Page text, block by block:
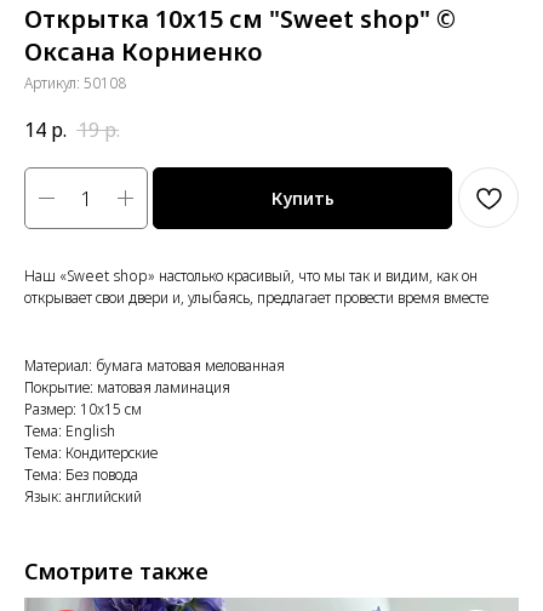
Открытка 10х15 см "Sweet shop" ©
Оксана Корниенко
Артикул: 50108
14 р. 19р.
Купить
Наш «Sweet shop» настолько красивый, что мы так и видим, как он
открывает свои двери и, улыбаясь, предлагает провести время вместе
Материал: бумага матовая мелованная
Покрытие: матовая ламинация
Размер: 10x15 см
Тема: English
Тема: Кондитерские
Тема: Без повода
Язык: английский
Смотрите также